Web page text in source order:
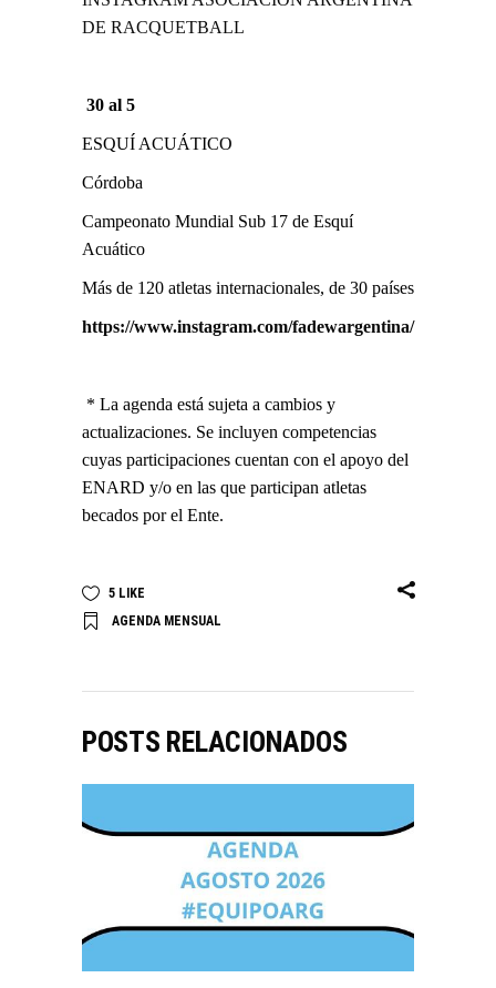
DE RACQUETBALL
30 al 5
ESQUÍ ACUÁTICO
Córdoba
Campeonato Mundial Sub 17 de Esquí
Acuático
Más de 120 atletas internacionales, de 30 países
https://www.instagram.com/fadewargentina/
* La agenda está sujeta a cambios y
actualizaciones. Se incluyen competencias
cuyas participaciones cuentan con el apoyo del
ENARD y/o en las que participan atletas
becados por el Ente.
5 LIKE
AGENDA MENSUAL
POSTS RELACIONADOS